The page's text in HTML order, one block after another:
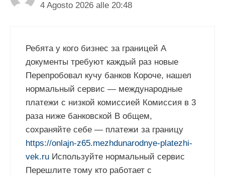
4 Agosto 2026 alle 20:48
Ребята у кого бизнес за границей А
документы требуют каждый раз новые
Перепробовал кучу банков Короче, нашел
нормальный сервис — международные
платежи с низкой комиссией Комиссия в 3
раза ниже банковской В общем,
сохраняйте себе — платежи за границу
https://onlajn-z65.mezhdunarodnye-platezhi-
vek.ru Используйте нормальный сервис
Перешлите тому кто работает с